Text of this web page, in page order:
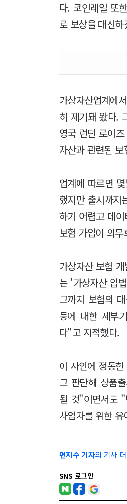
다. 코인레일 또
로 보상을 대신
가상자산업계에
히 제기돼 왔다.
영국 런던 로이
자산과 관련된
업계에 따르면
했지만 출시까지
하기 어렵고 데
보험 가입이 의
가상자산 보험
는 '가상자산 입
고까지 보험의
등에 대한 세부
다"고 지적했다.
이 사안에 정통
고 판단해 상품
될 것"이면서도
사업자를 위한
편지수 기자의 기사
SNS 로그인